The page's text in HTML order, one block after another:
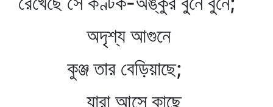
অদৃশ্য আগুনে
কুঞ্জ তার বেড়িয়াছে;
যারা আসে কাছে